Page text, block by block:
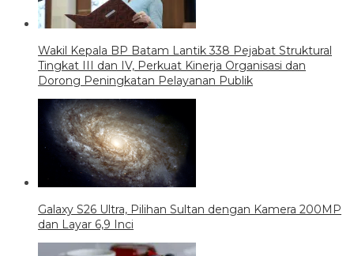
Wakil Kepala BP Batam Lantik 338 Pejabat Struktural
Tingkat III dan IV, Perkuat Kinerja Organisasi dan
Dorong Peningkatan Pelayanan Publik
Galaxy S26 Ultra, Pilihan Sultan dengan Kamera 200MP
dan Layar 6,9 Inci